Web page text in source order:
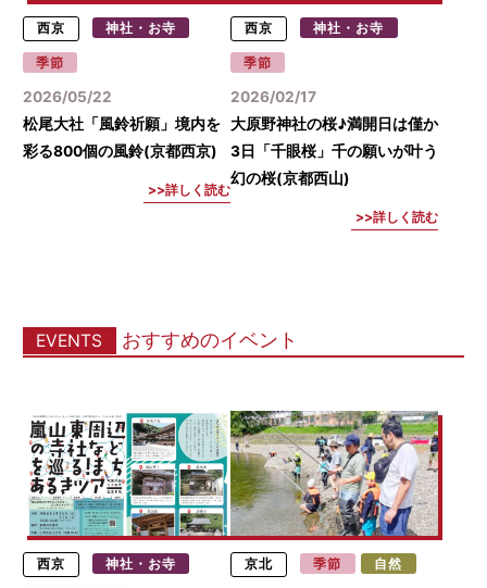
西京 神社・お寺
季節
2026/05/22
松尾大社「風鈴祈願」境内を
彩る800個の風鈴(京都西京)
詳しく読む
西京 神社・お寺
季節
2026/02/17
大原野神社の桜♪満開日は僅か
3日「千眼桜」千の願いが叶う
幻の桜(京都西山)
詳しく読む
EVENTS おすすめのイベント
西京 神社・お寺 京北 季節 自然